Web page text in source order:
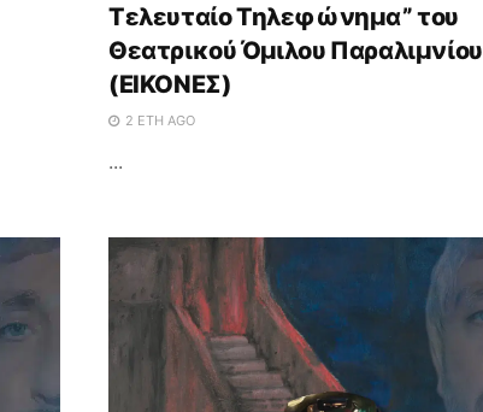
Τελευταίο Τηλεφώνημα” του
Θεατρικού Όμιλου Παραλιμνίου
(ΕΙΚΟΝΕΣ)
2 ΈΤΗ AGO
...